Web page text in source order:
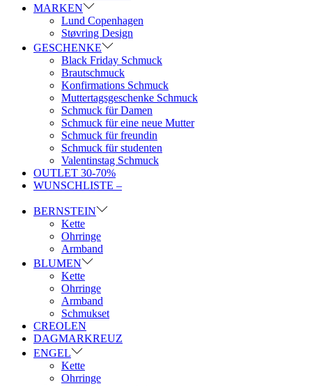
MARKEN
Lund Copenhagen
Støvring Design
GESCHENKE
Black Friday Schmuck
Brautschmuck
Konfirmations Schmuck
Muttertagsgeschenke Schmuck
Schmuck für Damen
Schmuck für eine neue Mutter
Schmuck für freundin
Schmuck für studenten
Valentinstag Schmuck
OUTLET 30-70%
WUNSCHLISTE –
BERNSTEIN
Kette
Ohrringe
Armband
BLUMEN
Kette
Ohrringe
Armband
Schmukset
CREOLEN
DAGMARKREUZ
ENGEL
Kette
Ohrringe